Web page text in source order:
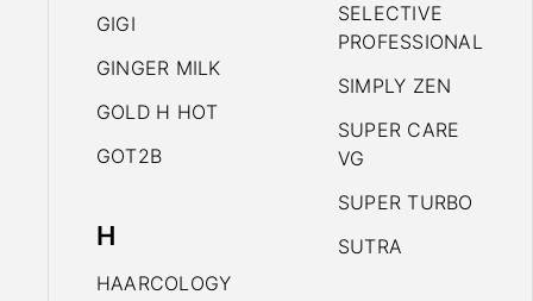
GIGI
GINGER MILK
GOLD H HOT
GOT2B
H
HAARCOLOGY
SELECTIVE
PROFESSIONAL
SIMPLY ZEN
SUPER CARE
VG
SUPER TURBO
SUTRA